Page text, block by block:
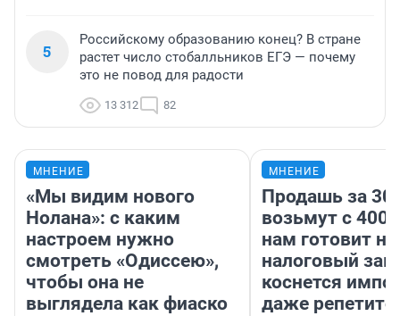
5
Российскому образованию конец? В стране
растет число стобалльников ЕГЭ — почему
это не повод для радости
13 312 82
МНЕНИЕ
«Мы видим нового
Нолана»: с каким
настроем нужно
смотреть «Одиссею»,
чтобы она не
выглядела как фиаско
МНЕНИЕ
Продашь за
возьмут с
нам готовит
налоговый
коснется
даже